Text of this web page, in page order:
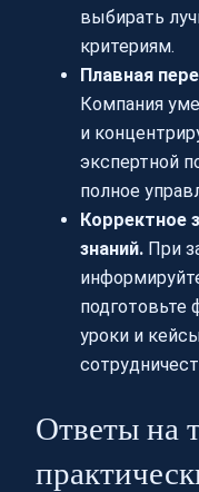
выбирать
критериям.
Плавная
Компания
и
экспертной
полное
Корректное
знаний. При
подготовьте
уроки и
Ответы на